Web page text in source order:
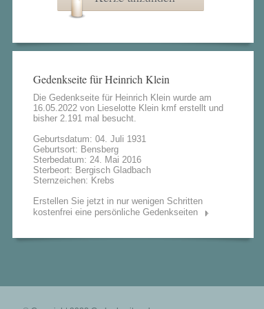
Gedenkseite für Heinrich Klein
Die Gedenkseite für Heinrich Klein wurde am
16.05.2022 von Lieselotte Klein kmf erstellt und
bisher 2.191 mal besucht.
Geburtsdatum: 04. Juli 1931
Geburtsort: Bensberg
Sterbedatum: 24. Mai 2016
Sterbeort: Bergisch Gladbach
Sternzeichen: Krebs
Erstellen Sie jetzt in nur wenigen Schritten
kostenfrei eine persönliche Gedenkseiten